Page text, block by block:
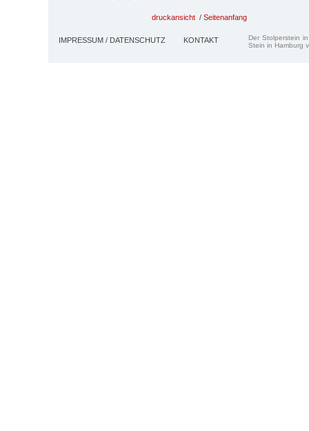
druckansicht / Seitenanfang
IMPRESSUM / DATENSCHUTZ KONTAKT
Der Stolperstein
Stein in Hamburg